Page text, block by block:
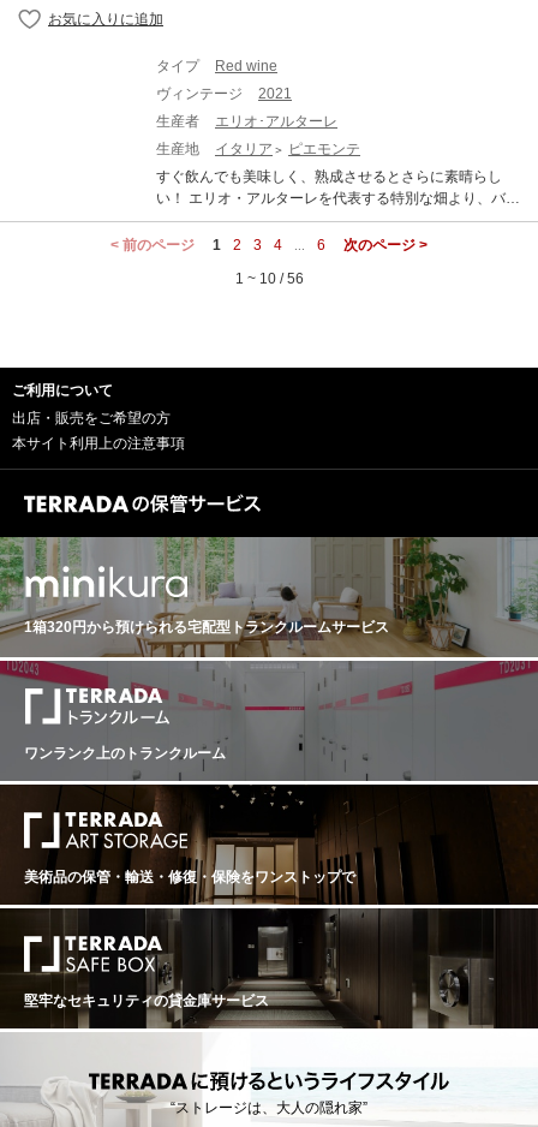
サイクルを楽しむことができたのです。 【ワインの主成
脱していません。それは最も暑い時期に葡萄の代謝プロ
セスがストップしたためと考えられます。葡萄樹は35℃
以上の猛暑が続くと代謝プロセスが止まるため、アルコ
記録されており、総酸度が低いのはリンゴ酸の量が少な
いことが原因であり、葡萄が優れた熟成度を証明してい
ます。 VINOUS：93 ポイント 93pts Drinking Window 20
25 - 2037 From: Focus on Barbaresco - A Close Look at
2019 & 2020 (Oct 2022) The 2017 Barolo Pira is a power
ense and licorice all add to an impression. The Pira Baro
ロ・ブルナーテ 生産地：イタリア ピエモンテ バローロ
ロ 100% 味わい：赤ワイン 辛口 フルボディ ワインアド
ヴォケイト：97 ポイント Rating 97 Release Price $165
e Date 24th Jul 2020 Source July 2020 Week 3, The Win
e Advocate I wasn't sure how to order my tasting flight of
Ceretto's four single-vineyard Baroli (from Castiglione Fa
lletto, Monforte d'Alba and Serralunga d'Alba), so I decid
heart of the appellation. The 2016 Barolo Brunate shows
depth and profound nature of this wine. The bouquet is lif
young stage) with elegant tannins and impactful fruit wei
(just 10% of the total) and used oak barrel (90%) for the fi
oak casks for an additional two years before going into b
ottle for one more year. ジェームス・サックリング：95
ポイント CERETTO BAROLO BRUNATE 2016 Tuesday,
August 4, 2020 Country Italy Region Piedmont Vintage 2
016 Score 95 The purity of fruit here is so beautiful with s
liced strawberries, violets and hints of black truffle. It’s full
-bodied, yet balanced and chewy with lots of tannins. Ver
y persistent at the end. Give this time to open and show it
s outstanding quality. Drink after 2023. vinous：95 ポイ
ント Vinous 95 pts Ceretto 2016 Barolo Brunate La Morr
a, Piedmont Red wine from Italy Drinking window: 2024 -
2041 The 2016 Barolo Brunate balances delicacy and fr
eshness. Cinammon, blood orange, mint and licorice are
some of the notes that grace the 2016 Barolo Brunate. W
onderfully layered and supple, the 2016 has so much to
offer. Like all of these 2016s, it very nicely combines eleg
ance with power. The Brunate is all about texture and vol
ume; it is less open aromatically than some of the other
wines in this range but very, very good nonetheless. It fini
shes with real breadth. Antonio Galloni. Tasting date: No
vember 2019
し、醸造所も建設しました。 現在では、3世代目が祖父
ワインであるバローロ、それと並び賞されるバルバレス
コの最高の造り手のひとつとして、確固たる地位を確立
しています。また、ワインのみならずピエモンテの食文
化を世界に発信しているワイナリーです。 「バローロ・
プラポ」 は、バローロ地区の中でも特に力強い名酒を生
畑。マンガンや鉄分を多く含む大地に由来する、複雑
で、骨格のしっかりした長熟型のバローロ。バローロに
ュアンスがバランスよくまとまっています。力強く、か
つ上質なきめ細かいタンニンと酸を持つワイン。 ■テク
ぶどう品種：ネッビオーロ 100% 味わい：赤ワイン 辛口
フルボディ ワインアドヴォケイト：97 ポイント Rating
97 Release Price $165 Drink Date 2025 - 2050 Reviewe
y 2020 Week 3, The Wine Advocate The Ceretto 2016 B
as expected, the most powerful and structured of the vari
ous single-vineyard wines presented by this ambitious e
state. The fruit veers toward darker nuances with plum, d
ark cherry and dried blackberry. The mouthfeel is rounde
r and fuller, fleshed out considerably in all the nooks and
crannies, with the bigger impact of sheer Nebbiolo perso
nality. This is your proverbial red-meat Barolo. This site is
one of the last to ripen, awarding the grapes ample time t
o reach maturity at a slow and careful pace. vinous：95
ポイント Ceretto 2016 Barolo Prapo Serralunga D'alba,
Piedmont Red wine from Italy Drinking window: 2024 - 2
041 The 2016 Barolo Prapo is the most closed and inwar
d of the wines in this range, as it so often is. Iron, savory
herbs, menthol, licorice, lavender, macerated dark cherr
y, dried flowers and sinewy Serralunga tannins give the
2016 its distinctive personality. Aeration brings out that b
eguiling mix of floral, savory and earhty overtones that is
such a signature of Prapo Barolos. The 2016 is an infant,
but I doubt readers will be drinking this wine any time so
on. Antonio Galloni. Tasting date: November 2019 ジェ
ームス・サックリング：94 ポイント Country France Re
gion France Vintage 2016 Score 94 Really floral on the n
ose and palate with sweet rose petals, dried strawberries
fine and chewy. Intense finish. Better after 2023.
タイプ
Red wine
ヴィンテージ
2021
生産者
エリオ･アルターレ
生産地
イタリア
ピエモンテ
すぐ飲んでも美味しく、熟成させるとさらに素晴らし
い！ エリオ・アルターレを代表する特別な畑より、バロ
ーロのトップ・キュヴェ。 かつては「王のワイン」と称
されたバローロですが農民と仲買人のシステムも悪く、
れていたランゲの復興を成し遂げたのがエリオでした。
カッターではなくハサミで切るなど、様々な工夫を行い
導入は衝撃的でした。同時にエリオが重要視していたの
は農民のワイン(自然な醸造)である事でした。 エリオの
っくり回転させ、果帽が常時ワインに浸かっている状態
できるのです。短期間マセラシオンでも、アルコールが
スムーズに生成されれば色素は安定し、色合いも十分な
ワインが生まれます。 「バローロ アルボリーナ」は、
ラ・モッラを代表する畑の1つでカンティーナの真下に広
がる畑。砂質が非常に強いので最もラ・モッラらしい畑
とも言われる。悲運なのは雹の通り道になっているので
雹害が多い事。アルターレでは雹対策でネットを張り、
雹害から葡萄を守っている。4～5日のマセラシオン。熟
成はバリックで24ヶ月(30%新樽)。 ガーネット反射のあ
る非常に濃いルビーレッドの色合い。フレッシュなバラ
の花びら、花、空気のような、軽く甘い香り。味わい
は、温かくエレガント、滑らかでありながら強烈なタン
ニン。 ■ラ・モッラについて■ お椀形に形成されているた
め、ミクロクリマが生まれやすく、ぶどうの生長・熟成
に好影響を与えてくれる。土壌は砂質で、そのため、ワ
インは豊かな果実香。そしてエレガントな酸を与えてく
れる。LA MORRA村の特徴をよく表してくれる畑のひと
つである。 ■2021年ヴィンテージ情報■ 2021年は全ライ
ンナップを通じて一貫して優雅さを保っています。どの
ワインも非常に個性的で、葡萄畑の特徴を正確に表現し
ています。単一畑の個性が輝くヴィンテージと言えるで
しょう。アルボリーナとカンヌビは豊かで丸みを帯びた
味わい。一方、バローロ・クラシコはカスティリオー
ノという伝統的な葡萄畑のブレンドが持つ力強さとエネ
ルギーを備えています。ウノ・ペル・ウノは、厳選され
< 前のページ 1 2 3 4 6
次のページ >
1 ~ 10 / 56
ご利用について
出店・販売をご希望の方
本サイト利用上の注意事項
1箱320円から預けられる宅配型トランクルームサービス
ワンランク上のトランクルーム
美術品の保管・輸送・修復・保険をワンストップで
堅牢なセキュリティの貸金庫サービス
“ストレージは、大人の隠れ家”